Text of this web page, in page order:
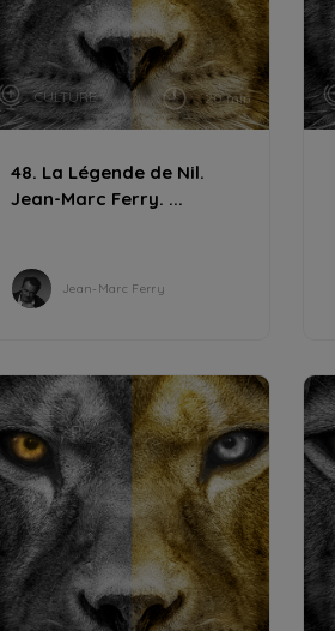
CULTURE 20 min
48. La Légende de Nil.
Jean-Marc Ferry. ...
Jean-Marc Ferry